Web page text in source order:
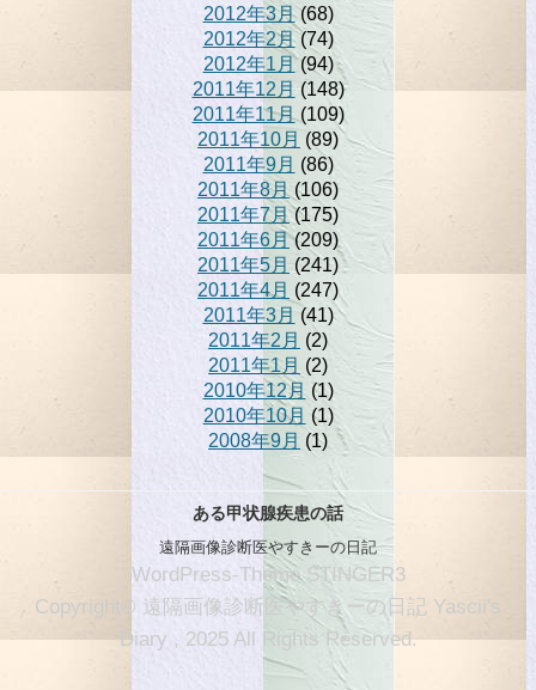
2012年3月(68)
2012年2月(74)
2012年1月(94)
2011年12月(148)
2011年11月(109)
2011年10月 (89)
2011年9月 (86)
2011年8月 (106)
2011年7月(175)
2011年6月(209)
2011年5月 (241)
2011年4月 (247)
2011年3月 (41)
2011年2月 (2)
2011年1月 (2)
2010年12月 (1)
2010年10月 (1)
2008年9月 (1)
ある甲状腺疾患の話
遠隔画像診断医やすきーの日記
WordPress-Theme STINGER3
Copyright© 遠隔画像診断医やすきーの日記 Yascii's
Diary , 2025 All Rights Reserved.